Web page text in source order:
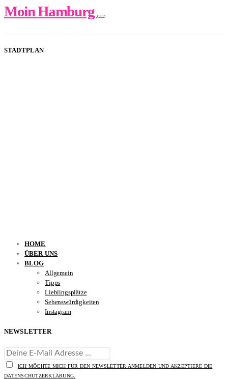
Moin Hamburg
STADTPLAN
HOME
ÜBER UNS
BLOG
Allgemein
Tipps
Lieblingsplätze
Sehenswürdigkeiten
Instagram
NEWSLETTER
ICH MÖCHTE MICH FÜR DEN NEWSLETTER ANMELDEN UND AKZEPTIERE DIE
DATENSCHUTZERKLÄRUNG.